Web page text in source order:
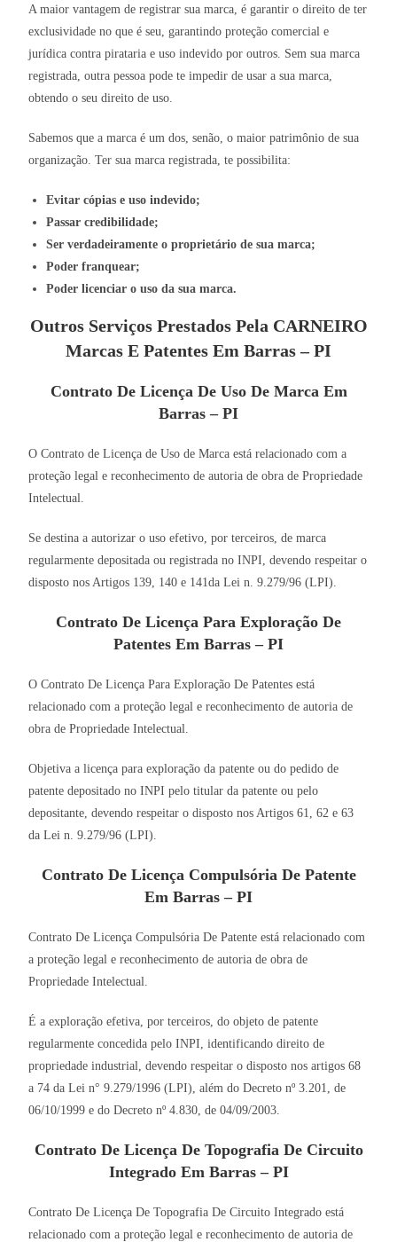
A maior vantagem de registrar sua marca, é garantir o direito de ter
exclusividade no que é seu, garantindo proteção comercial e
jurídica contra pirataria e uso indevido por outros. Sem sua marca
registrada, outra pessoa pode te impedir de usar a sua marca,
obtendo o seu direito de uso.
Sabemos que a marca é um dos, senão, o maior patrimônio de sua
organização. Ter sua marca registrada, te possibilita:
Evitar cópias e uso indevido;
Passar credibilidade;
Ser verdadeiramente o proprietário de sua marca;
Poder franquear;
Poder licenciar o uso da sua marca.
Outros Serviços Prestados Pela CARNEIRO
Marcas E Patentes Em Barras – PI
Contrato De Licença De Uso De Marca Em
Barras – PI
O Contrato de Licença de Uso de Marca está relacionado com a
proteção legal e reconhecimento de autoria de obra de Propriedade
Intelectual.
Se destina a autorizar o uso efetivo, por terceiros, de marca
regularmente depositada ou registrada no INPI, devendo respeitar o
disposto nos Artigos 139, 140 e 141da Lei n. 9.279/96 (LPI).
Contrato De Licença Para Exploração De
Patentes Em Barras – PI
O Contrato De Licença Para Exploração De Patentes está
relacionado com a proteção legal e reconhecimento de autoria de
obra de Propriedade Intelectual.
Objetiva a licença para exploração da patente ou do pedido de
patente depositado no INPI pelo titular da patente ou pelo
depositante, devendo respeitar o disposto nos Artigos 61, 62 e 63
da Lei n. 9.279/96 (LPI).
Contrato De Licença Compulsória De Patente
Em Barras – PI
Contrato De Licença Compulsória De Patente está relacionado com
a proteção legal e reconhecimento de autoria de obra de
Propriedade Intelectual.
É a exploração efetiva, por terceiros, do objeto de patente
regularmente concedida pelo INPI, identificando direito de
propriedade industrial, devendo respeitar o disposto nos artigos 68
a 74 da Lei n° 9.279/1996 (LPI), além do Decreto nº 3.201, de
06/10/1999 e do Decreto nº 4.830, de 04/09/2003.
Contrato De Licença De Topografia De Circuito
Integrado Em Barras – PI
Contrato De Licença De Topografia De Circuito Integrado está
relacionado com a proteção legal e reconhecimento de autoria de